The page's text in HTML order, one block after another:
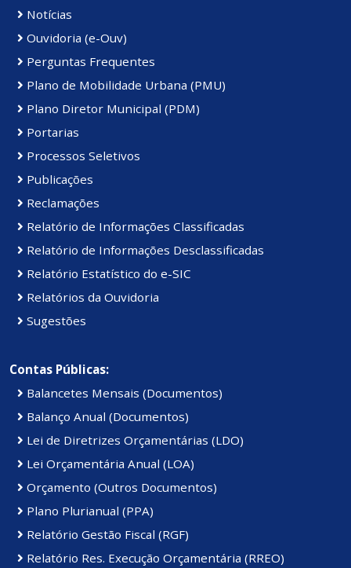
Notícias
Ouvidoria (e-Ouv)
Perguntas Frequentes
Plano de Mobilidade Urbana (PMU)
Plano Diretor Municipal (PDM)
Portarias
Processos Seletivos
Publicações
Reclamações
Relatório de Informações Classificadas
Relatório de Informações Desclassificadas
Relatório Estatístico do e-SIC
Relatórios da Ouvidoria
Sugestões
Contas Públicas:
Balancetes Mensais (Documentos)
Balanço Anual (Documentos)
Lei de Diretrizes Orçamentárias (LDO)
Lei Orçamentária Anual (LOA)
Orçamento (Outros Documentos)
Plano Plurianual (PPA)
Relatório Gestão Fiscal (RGF)
Relatório Res. Execução Orçamentária (RREO)